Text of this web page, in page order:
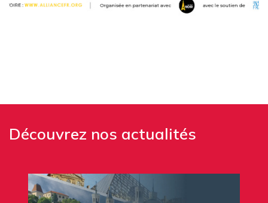
Découvrez nos actualités